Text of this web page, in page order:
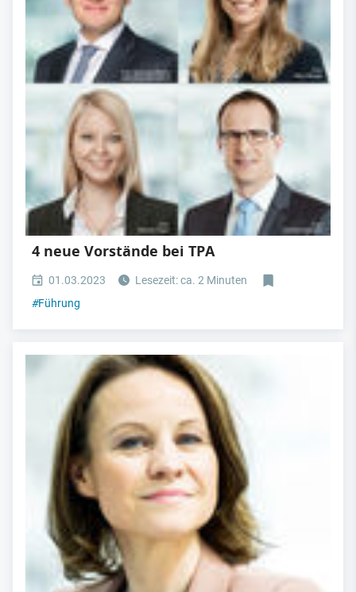
4 neue Vorstände bei TPA
01.03.2023
Lesezeit: ca. 2 Minuten
#Führung